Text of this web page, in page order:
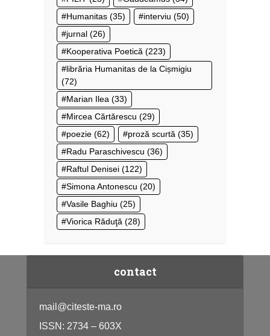
Humanitas (35) interviu (50)
jurnal (26)
Kooperativa Poetică (223)
librăria Humanitas de la Cișmigiu
(72)
Marian Ilea (33)
Mircea Cărtărescu (29)
poezie (62) proză scurtă (35)
Radu Paraschivescu (36)
Raftul Denisei (122)
Simona Antonescu (20)
Vasile Baghiu (25)
Viorica Răduţă (28)
contact
mail@citeste-ma.ro
ISSN: 2734 – 603X